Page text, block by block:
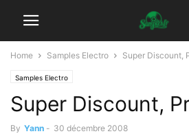
Home Samples Electro Super Discount,
Samples Electro
Super Discount,
By Yann - 30 décembre 2008